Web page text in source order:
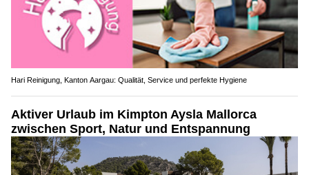
Hari Reinigung, Kanton Aargau: Qualität, Service und perfekte Hygiene
Aktiver Urlaub im Kimpton Aysla Mallorca
zwischen Sport, Natur und Entspannung